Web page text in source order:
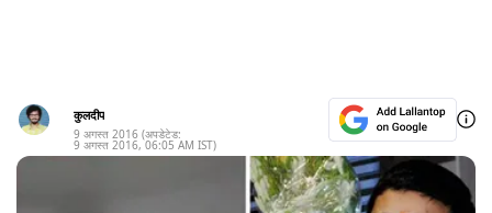
कुलदीप
9 अगस्त 2016 (अपडेटेड:
9 अगस्त 2016, 06:05 AM IST)